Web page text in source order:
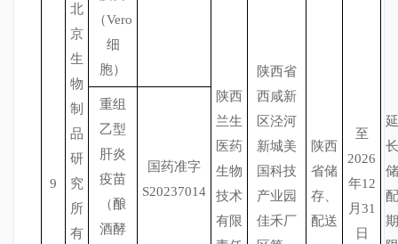
9
北
京
生
物
制
品
研
究
所
有
（Vero
细
胞）
陕西
兰生
医药
生物
技术
有限
陕西省
西咸新
区泾河
新城美
国科技
产业园
佳禾厂
陕西
省储
存、
配送
至
2026
年12
月31
日
延
长
储
配
期
重组
乙型
肝炎
疫苗
（酿
酒酵
国药准字
S20237014